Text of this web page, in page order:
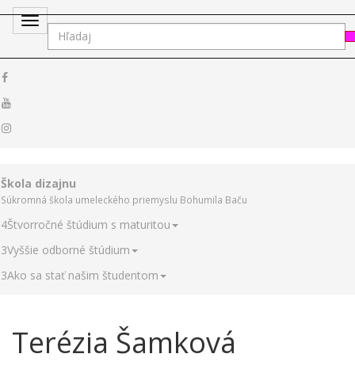
Toggle
navigation
Škola dizajnu
Súkromná škola umeleckého priemyslu Bohumila Baču
4Štvorročné štúdium s maturitou
3Vyššie odborné štúdium
3Ako sa stať našim študentom
Terézia Šamková